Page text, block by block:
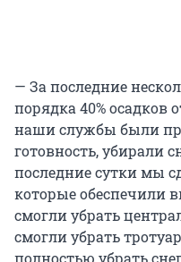
— За последние
порядка 40% осадков
наши службы были
готовность, убирали
последние сутки мы
которые обеспечили
смогли убрать
смогли убрать
полностью убрать